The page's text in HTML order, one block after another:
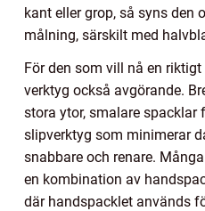
kant eller grop, så syns den
målning, särskilt med
För den som vill nå en
verktyg också avgörande.
stora ytor, smalare spacklar
slipverktyg som minimerar
snabbare och renare.
en kombination av
där handspacklet används